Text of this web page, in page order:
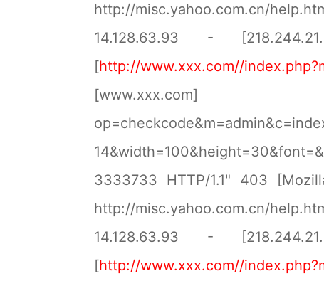
http://misc.yahoo.com.cn/
14.128.63.93 -
[http://www.xxx.com//
3333733 HTTP/1.1" 403
http://misc.yahoo.com.cn/
14.128.63.93 -
[http://www.xxx.com//